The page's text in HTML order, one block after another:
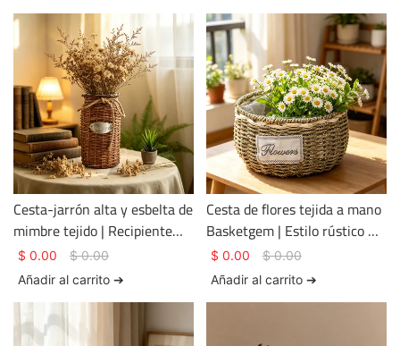
Cesta-jarrón alta y esbelta de
mimbre tejido | Recipiente
floral marrón oscuro
envejecido, hecho a mano
personalizable disponible)
$ 0.00 $0.00
Añadir al carrito ➔
Cesta de flores tejida a mano
Basketgem | Estilo rústico –
Cesta de tela ecológica sin
teñir con etiqueta bordada
$ 0.00 $0.00
Añadir al carrito ➔